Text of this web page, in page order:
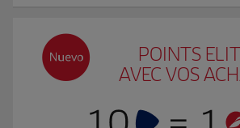
POINTS
AVEC VOS